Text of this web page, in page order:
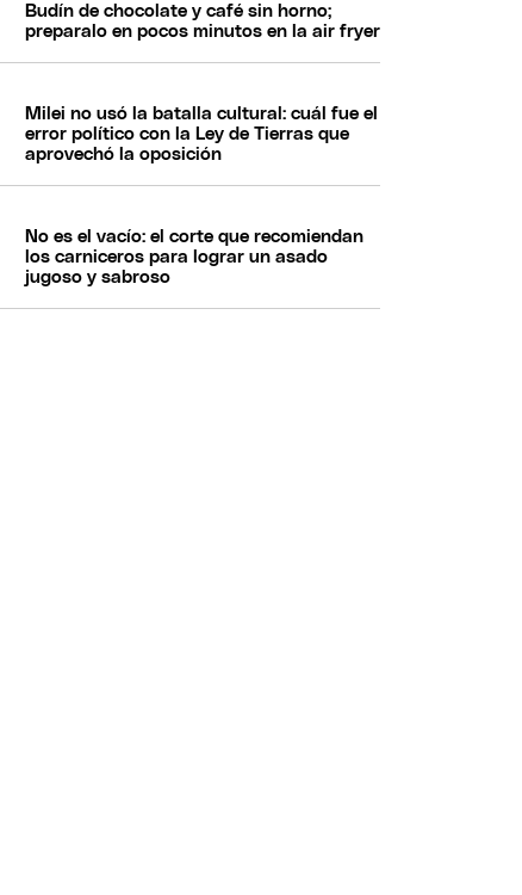
Budín de chocolate y café sin horno;
preparalo en pocos minutos en la air fryer
Milei no usó la batalla cultural: cuál fue el
error político con la Ley de Tierras que
aprovechó la oposición
No es el vacío: el corte que recomiendan
los carniceros para lograr un asado
jugoso y sabroso